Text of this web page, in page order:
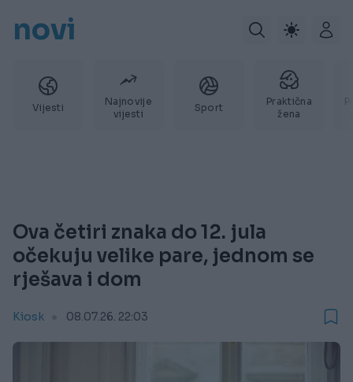
novi
Vijesti
Najnovije
vijesti
Sport
Praktična
žena
Ova četiri znaka do 12. jula
očekuju velike pare, jednom se
rješava i dom
Kiosk 08.07.26. 22:03